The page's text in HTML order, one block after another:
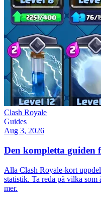
Clash Royale
Guides
Aug 3, 2026
Den kompletta guiden
Alla Clash Royale-kort
statistik. Ta reda på vilka som
mer.